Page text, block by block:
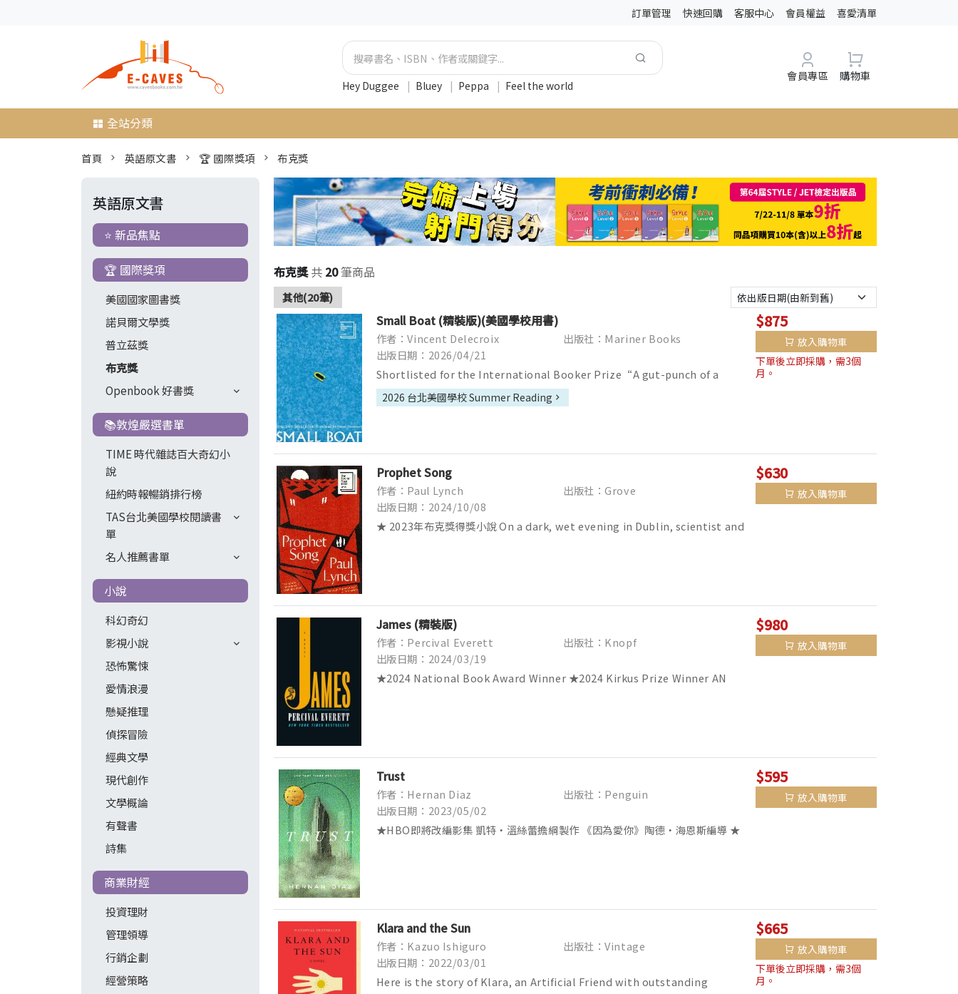
訂單管理 快速回購 客服中心 會員權益 喜愛清單
Hey Duggee | Bluey | Peppa | Feel the world
會員專區 購物車
全站分類
首頁 英語原文書 🏆 國際獎項 布克獎
英語原文書
⭐ 新品焦點
🏆 國際獎項
美國國家圖書獎
諾貝爾文學獎
普立茲獎
布克獎
Openbook 好書獎
📚敦煌嚴選書單
TIME 時代雜誌百大奇幻小
說
紐約時報暢銷排行榜
TAS台北美國學校閱讀書
單
名人推薦書單
小說
科幻奇幻
影視小說
恐怖驚悚
愛情浪漫
懸疑推理
偵探冒險
經典文學
現代創作
文學概論
有聲書
詩集
商業財經
投資理財
管理領導
行銷企劃
經營策略
布克獎 共 20筆商品
其他(20筆)
Small Boat (精裝版)(美國學校用書)
作者：Vincent Delecroix
出版社：Mariner Books
出版日期：2026/04/21
Shortlisted for the International Booker Prize“A gut-punch of a
novel…Small Boat explor...
2026 台北美國學校 Summer Reading
$875
放入購物車
下單後立即採購，需3個
月。
Prophet Song
作者：Paul Lynch
出版社：Grove
出版日期：2024/10/08
★ 2023年布克獎得獎小說 On a dark, wet evening in Dublin, scientist and
$630
放入購物車
James (精裝版)
作者：Percival Everett
出版社：Knopf
出版日期：2024/03/19
★2024 National Book Award Winner ★2024 Kirkus Prize Winner AN
$980
放入購物車
Trust
作者：Hernan Diaz
出版社：Penguin
出版日期：2023/05/02
★HBO即將改編影集 凱特‧溫絲蕾擔綱製作 《因為愛你》陶德‧海恩斯編導 ★
$595
放入購物車
Klara and the Sun
作者：Kazuo Ishiguro
出版社：Vintage
出版日期：2022/03/01
Here is the story of Klara, an Artificial Friend with outstanding
$665
放入購物車
下單後立即採購，需3個
月。